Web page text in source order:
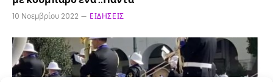
10 Νοεμβρίου 2022 ΕΙΔΉΣΕΙΣ